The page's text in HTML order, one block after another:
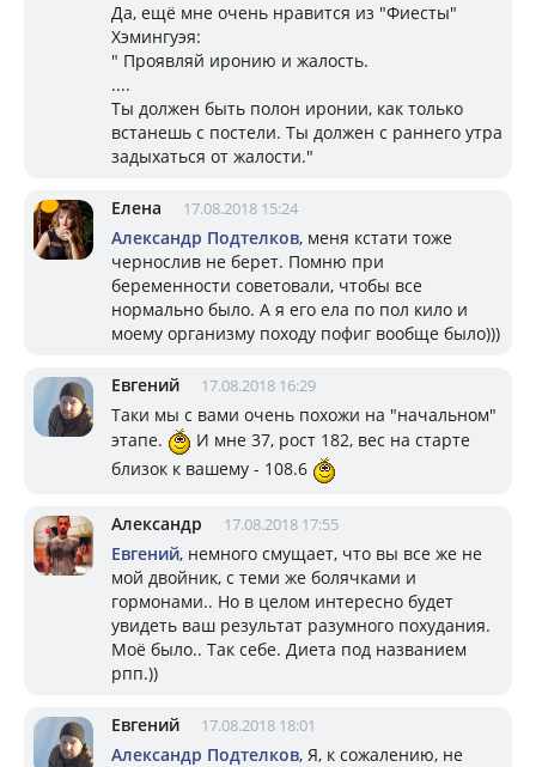
Да, ещё мне очень нравится из "Фиесты"
Хэмингуэя:
" Проявляй иронию и жалость.
....
Ты должен быть полон иронии, как только
встанешь с постели. Ты должен с раннего утра
задыхаться от жалости."
Елена 17.08.2018 15:24
Александр Подтелков, меня кстати тоже
чернослив не берет. Помню при
беременности советовали, чтобы все
нормально было. А я его ела по пол кило и
моему организму походу пофиг вообще было)))
Евгений 17.08.2018 16:29
Таки мы с вами очень похожи на "начальном"
этапе.
И мне 37, рост 182, вес на старте
близок к вашему - 108.6
Александр 17.08.2018 17:55
Евгений, немного смущает, что вы все же не
мой двойник, с теми же болячками и
гормонами.. Но в целом интересно будет
увидеть ваш результат разумного похудания.
Моё было.. Так себе. Диета под названием
рпп.))
Евгений 17.08.2018 18:01
Александр Подтелков, Я, к сожалению, не